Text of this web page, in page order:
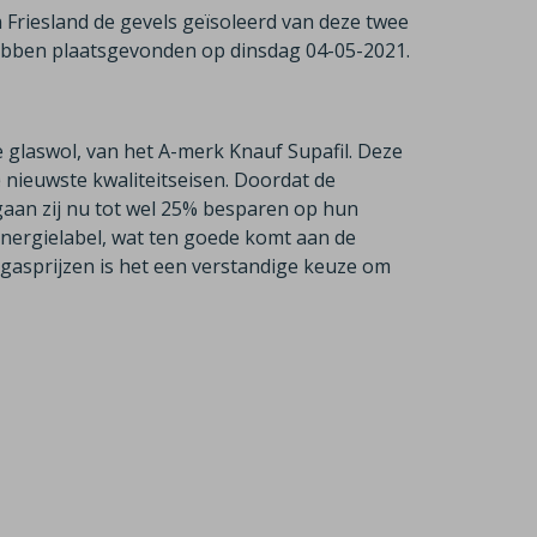
de gevels geïsoleerd van deze twee
plaatsgevonden op dinsdag 04-05-2021.
van het A-merk Knauf Supafil. Deze
nieuwste kwaliteitseisen. Doordat de
zij nu tot wel 25% besparen op hun
wat ten goede komt aan de
is het een verstandige keuze om